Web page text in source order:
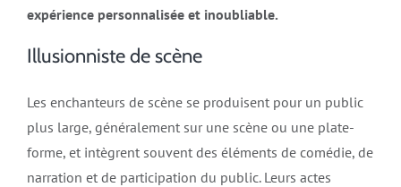
expérience personnalisée et inoubliable.
Illusionniste de scène
Les enchanteurs de scène se produisent pour un public
plus large, généralement sur une scène ou une plate-
forme, et intègrent souvent des éléments de comédie, de
narration et de participation du public. Leurs actes